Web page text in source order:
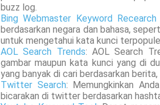
buzz log.
Bing Webmaster Keyword
berdasarkan negara dan bahasa,
untuk mengetahui kata kunci
AOL Search Trends: AOL Search
gambar maupun kata kunci yang di
yang banyak di cari berdasarkan berita,
Twitter Search: Memungkinkan
bicarakan di twitter berdasarkan